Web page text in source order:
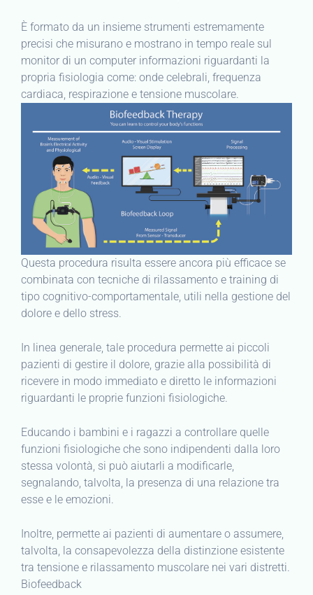
È formato da un insieme strumenti estremamente
precisi che misurano e mostrano in tempo reale sul
monitor di un computer informazioni riguardanti la
propria fisiologia come: onde celebrali, frequenza
cardiaca, respirazione e tensione muscolare.
Questa procedura risulta essere ancora più efficace se
combinata con tecniche di rilassamento e training di
tipo cognitivo-comportamentale, utili nella gestione del
dolore e dello stress.
In linea generale, tale procedura permette ai piccoli
pazienti di gestire il dolore, grazie alla possibilità di
ricevere in modo immediato e diretto le informazioni
riguardanti le proprie funzioni fisiologiche.
Educando i bambini e i ragazzi a controllare quelle
funzioni fisiologiche che sono indipendenti dalla loro
stessa volontà, si può aiutarli a modificarle,
segnalando, talvolta, la presenza di una relazione tra
esse e le emozioni.
Inoltre, permette ai pazienti di aumentare o assumere,
talvolta, la consapevolezza della distinzione esistente
tra tensione e rilassamento muscolare nei vari distretti.
Biofeedback